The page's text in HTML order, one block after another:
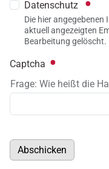
Datenschutz
Die hier
aktuell angezeigten
Bearbeitung gelöscht.
Captcha
Frage: Wie heißt die
Abschicken